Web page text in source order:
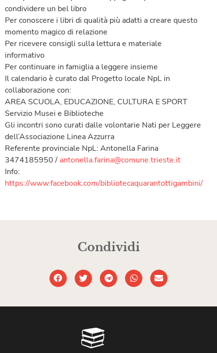
condividere un bel libro
Per conoscere i libri di qualità più adatti a creare questo
momento magico di relazione
Per ricevere consigli sulla lettura e materiale
informativo
Per continuare in famiglia a leggere insieme
Il calendario è curato dal Progetto locale NpL in
collaborazione con:
AREA SCUOLA, EDUCAZIONE, CULTURA E SPORT
Servizio Musei e Biblioteche
Gli incontri sono curati dalle volontarie Nati per Leggere
dell’Associazione Linea Azzurra
Referente provinciale NpL: Antonella Farina
3474185950 / antonella.farina@comune.trieste.it
Info:
https://www.facebook.com/bibliotecaquarantottigambini/
Condividi